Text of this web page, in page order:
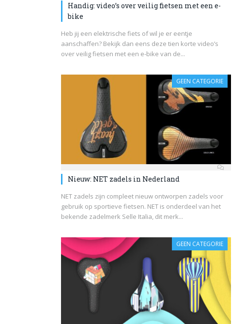
Handig: video’s over veilig fietsen met een e-
bike
Heb jij een elektrische fiets of wil je er eentje
aanschaffen? Bekijk dan eens deze tien korte video’s
over veilig fietsen met een e-bike van de...
GEEN CATEGORIE
Nieuw: NET zadels in Nederland
NET zadels zijn compleet nieuw ontworpen zadels voor
gebruik op sportieve fietsen. NET is onderdeel van het
bekende zadelmerk Selle Italia, dit merk...
GEEN CATEGORIE